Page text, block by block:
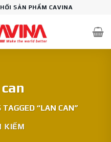
SẢN PHẨM CAVINA
TAGGED “LAN CAN”
KIẾM